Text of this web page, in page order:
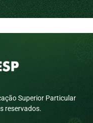
Superior Particular
reservados.